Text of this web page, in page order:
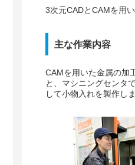
3次元CADとCAMを用
主な作業内容
CAMを用いた金属の加
と、マシニングセンタ
して小物入れを製作しま